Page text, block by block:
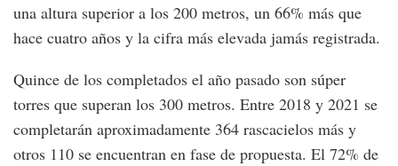
una altura superior a los 200 metros, un 66% más que
hace cuatro años y la cifra más elevada jamás registrada.
Quince de los completados el año pasado son súper
torres que superan los 300 metros. Entre 2018 y 2021 se
completarán aproximadamente 364 rascacielos más y
otros 110 se encuentran en fase de propuesta. El 72% de